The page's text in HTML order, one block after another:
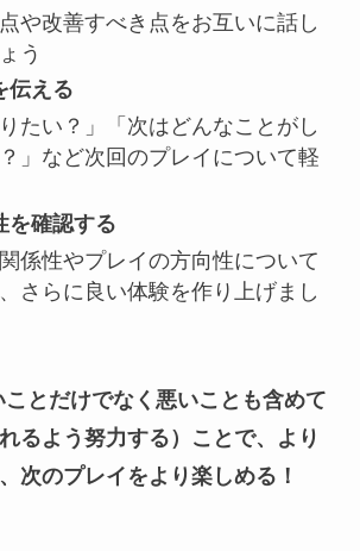
や改善すべき点をお互いに話し
う
伝える
りたい？」「次はどんなことがし
」など次回のプレイについて軽
を確認する
係性やプレイの方向性について
さらに良い体験を作り上げまし
とだけでなく悪いことも含めて
るよう努力する）ことで、より
次のプレイをより楽しめる！